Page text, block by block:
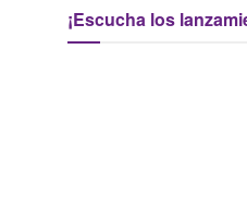
¡Escucha los